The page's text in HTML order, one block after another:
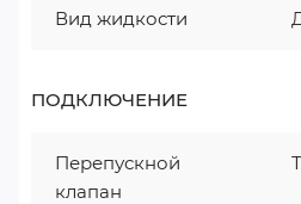
Вид жидкости
ПОДКЛЮЧЕНИЕ
Перепускной
клапан